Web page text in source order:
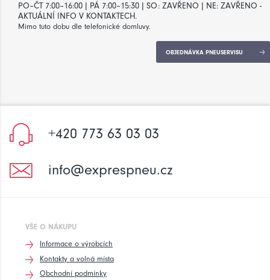
PO–ČT 7:00–16:00 | PÁ 7:00–15:30 | SO: ZAVŘENO | NE: ZAVŘENO -
AKTUÁLNÍ INFO V KONTAKTECH.
Mimo tuto dobu dle telefonické domluvy.
OBJEDNÁVKA PNEUSERVISU
+420 773 63 03 03
info@exprespneu.cz
VŠE O NÁKUPU
Informace o výrobcích
Kontakty a volná místa
Obchodní podmínky